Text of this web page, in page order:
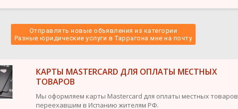
Отправлять новые объявления из категории
Разные юридические услуги в Таррагона мне на почту
КАРТЫ MASTERCARD ДЛЯ ОПЛАТЫ МЕСТНЫХ
ТОВАРОВ
Мы оформляем карты Mastercard для оплаты местных товаров
переехавшим в Испанию жителям РФ.